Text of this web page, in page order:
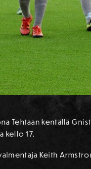
Tehtaan kentällä
kello 17.
Keith